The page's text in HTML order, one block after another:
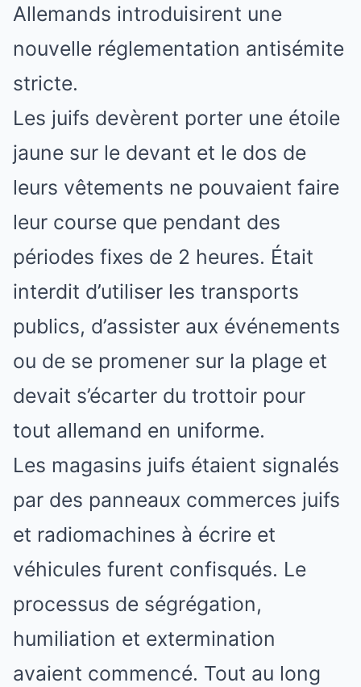
Allemands introduisirent une
nouvelle réglementation antisémite
stricte.
Les juifs devèrent porter une étoile
jaune sur le devant et le dos de
leurs vêtements ne pouvaient faire
leur course que pendant des
périodes fixes de 2 heures. Était
interdit d’utiliser les transports
publics, d’assister aux événements
ou de se promener sur la plage et
devait s’écarter du trottoir pour
tout allemand en uniforme.
Les magasins juifs étaient signalés
par des panneaux commerces juifs
et radiomachines à écrire et
véhicules furent confisqués. Le
processus de ségrégation,
humiliation et extermination
avaient commencé. Tout au long